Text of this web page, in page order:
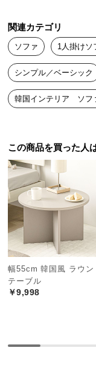
い
て
開
梱
設
ビ
ス
つ
い
て
搬
入
経
路
て
関連カテゴリ
ソファ 1人掛けソ
シンプル／ベーシック
韓国インテリア ソフ
この商品を買った人
幅55cm 韓国風 ラウン
テーブル
￥9,998